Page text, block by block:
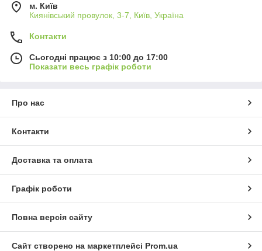
м. Київ
Киянівський провулок, 3-7, Київ, Україна
Контакти
Сьогодні працює з 10:00 до 17:00
Показати весь графік роботи
Про нас
Контакти
Доставка та оплата
Графік роботи
Повна версія сайту
Сайт створено на маркетплейсі Prom.ua